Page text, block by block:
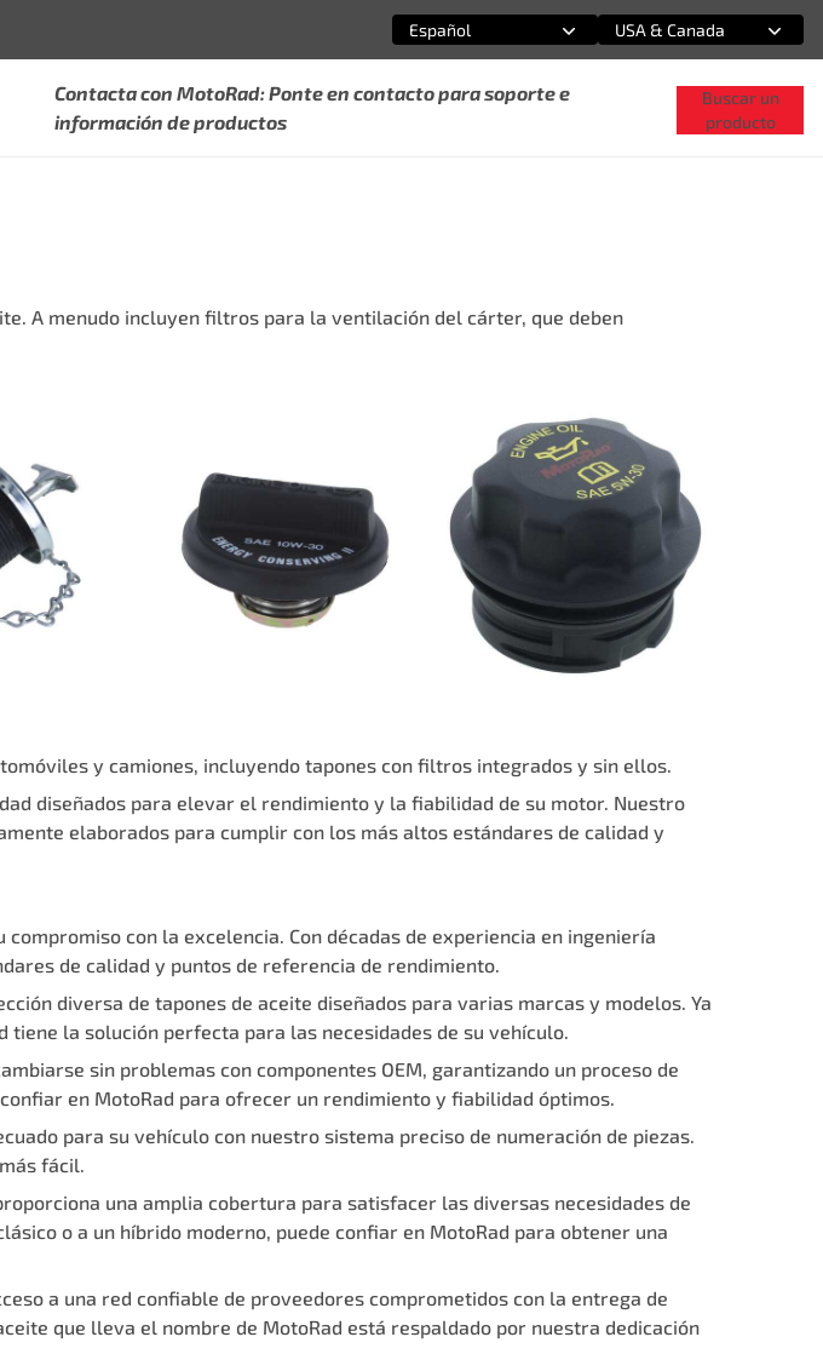
Selecciona una opción
Español
Selecciona una opción
USA & Canada
Contacta con MotoRad: Ponte en contacto para soporte e
información de productos
Buscar un
producto
A menudo incluyen filtros para la ventilación del cárter, que deben
y camiones, incluyendo tapones con filtros integrados y sin ellos.
diseñados para elevar el rendimiento y la fiabilidad de su motor. Nuestro
elaborados para cumplir con los más altos estándares de calidad y
con la excelencia. Con décadas de experiencia en ingeniería
de calidad y puntos de referencia de rendimiento.
diversa de tapones de aceite diseñados para varias marcas y modelos. Ya
tiene la solución perfecta para las necesidades de su vehículo.
sin problemas con componentes OEM, garantizando un proceso de
en MotoRad para ofrecer un rendimiento y fiabilidad óptimos.
para su vehículo con nuestro sistema preciso de numeración de piezas.
fácil.
una amplia cobertura para satisfacer las diversas necesidades de
o a un híbrido moderno, puede confiar en MotoRad para obtener una
a una red confiable de proveedores comprometidos con la entrega de
que lleva el nombre de MotoRad está respaldado por nuestra dedicación